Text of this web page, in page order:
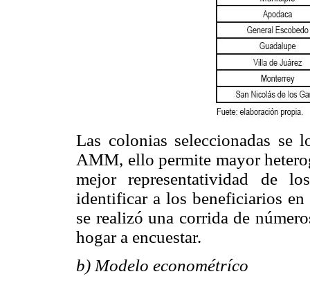
Las colonias seleccionadas se
AMM, ello permite mayor
mejor representatividad de
identificar a los beneficiarios en
se realizó una corrida de
hogar a encuestar.
b) Modelo econométríco